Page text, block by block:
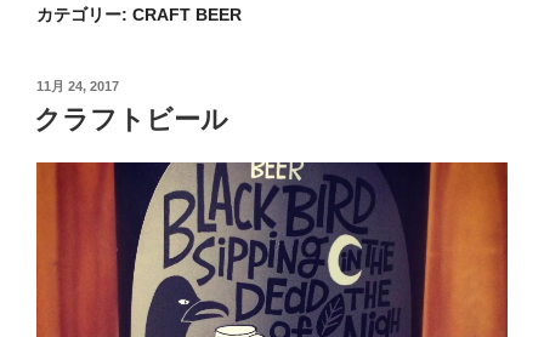
カテゴリー: CRAFT BEER
投
稿
日:
11月 24, 2017
クラフトビール